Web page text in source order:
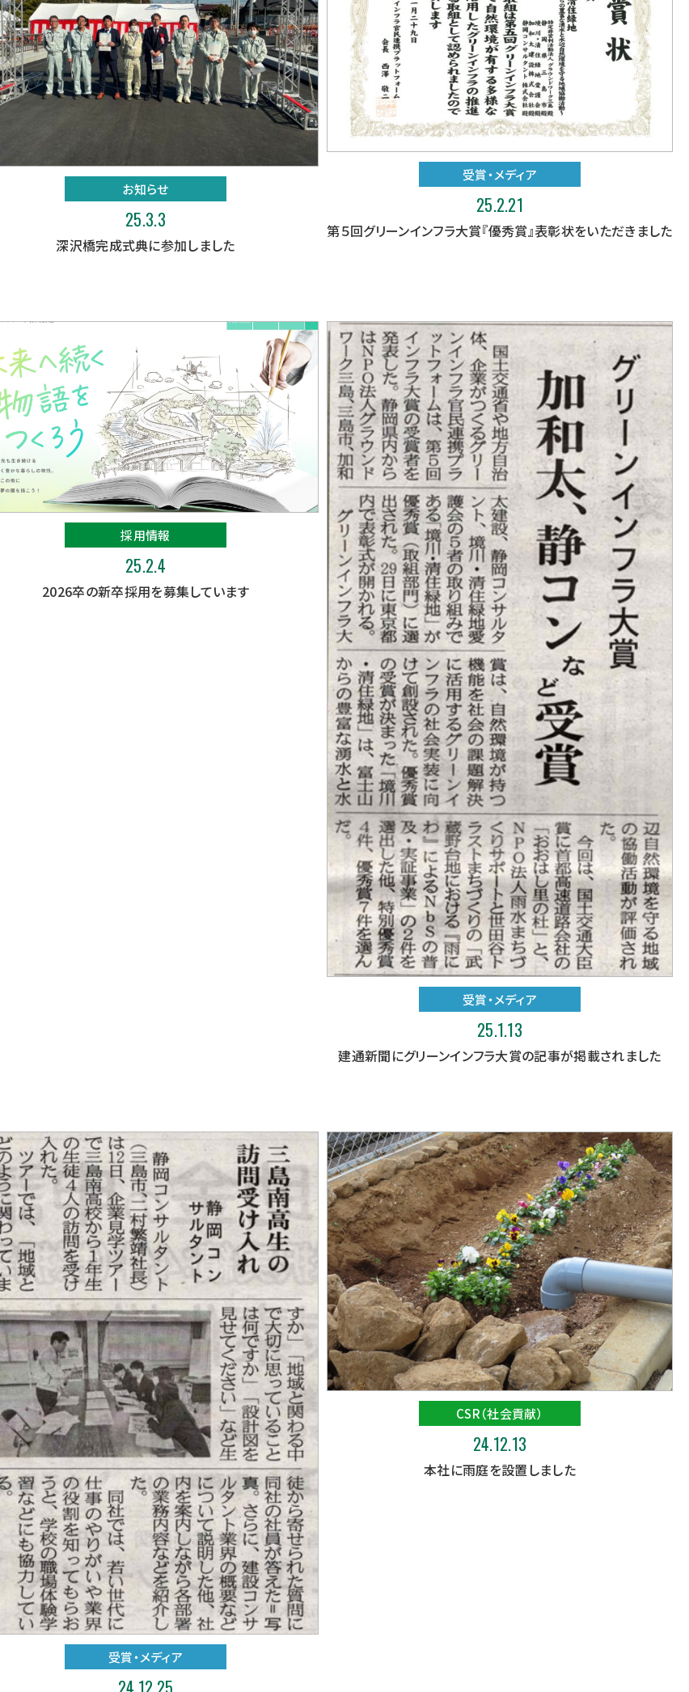
お知らせ
25.3.3
深沢橋完成式典に参加しました
受賞・メディア
25.2.21
第５回グリーンインフラ大賞『優秀賞』表彰状をいただきました
採用情報
25.2.4
2026卒の新卒採用を募集しています
受賞・メディア
25.1.13
建通新聞にグリーンインフラ大賞の記事が掲載されました
受賞・メディア
CSR（社会貢献）
24.12.13
本社に雨庭を設置しました